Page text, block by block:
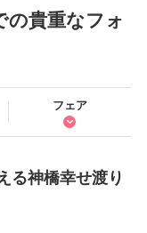
の貴重なフォ
フェア
る神橋幸せ渡り